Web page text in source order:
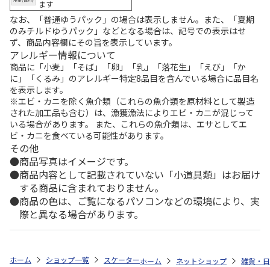
ます
なお、「普通ゆうパック」の場合は表示しません。また、「夏期
のみチルドゆうパック」などとなる場合は、記号での表示はせ
ず、商品内容欄にその旨を表示しています。
アレルギー情報について
商品に「小麦」「そば」「卵」「乳」「落花生」「えび」「か
に」「くるみ」のアレルギー特定8品目を含んでいる場合に品目名
を表示します。
※エビ・カニを除く魚介類（これらの魚介類を原材料として製造
された加工品も含む）は、漁獲漁法によりエビ・カニが混じって
いる場合があります。 また、これらの魚介類は、エサとしてエ
ビ・カニを食べている可能性があります。
その他
商品写真はイメージです。
商品内容として記載されていない「小道具類」はお届け
する商品に含まれておりません。
商品の色は、ご覧になるパソコンなどの環境により、実
際と異なる場合があります。
ホーム ショップ一覧 スケーター 抗菌食洗機対応スライド式トリオ
ホーム ネットショップ 雑貨・